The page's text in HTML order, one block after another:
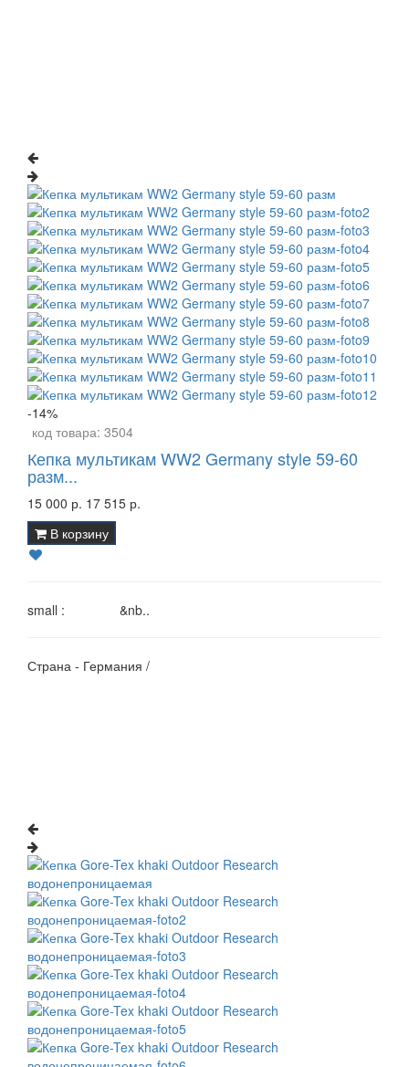
-14%
код товара: 3504
Кепка мультикам WW2 Germany style 59-60
разм...
15 000 р. 17 515 р.
В корзину
small : &nb..
Страна - Германия /